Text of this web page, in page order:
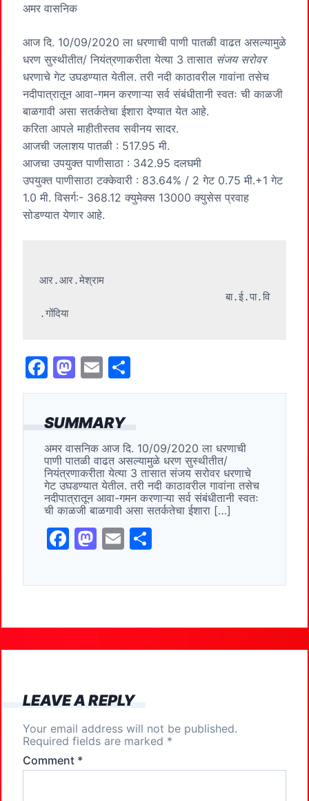
SUMMARY
अमर वासनिक आज दि. 10/09/2020 ला धरणाची
पाणी पातळी वाढत असल्यामुळे धरण सुस्थीतीत/
नियंत्रणाकरीता येत्या 3 तासात संजय सरोवर धरणाचे
गेट उघडण्यात येतील. तरी नदी काठावरील गावांना तसेच
नदीपात्रातून आवा-गमन करणाऱ्या सर्व संबंधीतानी स्वतः
ची काळजी बाळगावी असा सतर्कतेचा ईशारा […]
F
c
b
o
k
M
st
d
o
E
ai ar
अमर वासनिक
आज दि. 10/09/2020 ला धरणाची पाणी पातळी वाढत असल्यामुळे
धरण सुस्थीतीत/ नियंत्रणाकरीता येत्या 3 तासात संजय सरोवर
धरणाचे गेट उघडण्यात येतील. तरी नदी काठावरील गावांना तसेच
नदीपात्रातून आवा-गमन करणाऱ्या सर्व संबंधीतानी स्वतः ची काळजी
बाळगावी असा सतर्कतेचा ईशारा देण्यात येत आहे.
करिता आपले माहीतीस्तव सवीनय सादर.
आजची जलाशय पातळी : 517.95 मी.
आजचा उपयुक्त पाणीसाठा : 342.95 दलघमी
उपयुक्त पाणीसाठा टक्केवारी : 83.64% / 2 गेट 0.75 मी.+1 गेट
1.0 मी. विसर्ग:- 368.12 क्युमेक्स 13000 क्युसेस प्रवाह
सोडण्यात येणार आहे.
आर.आर.मेश्राम
                              बा.ई.पा.वि
.गोंदिया
F
a
c
e
b
o
o
k
M
a
st
o
d
o
n
E
m
ai
l
h
LEAVE A REPLY
Your email address will not be published.
Required fields are marked *
Comment *